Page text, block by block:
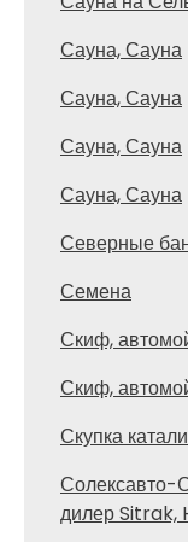
Сауна, Сауна
Сауна, Сауна
Сауна, Сауна
Сауна, Сауна
Северные
Семена
Скиф,
Скиф,
Скупка
Солексавто-
дилер Sitrak,